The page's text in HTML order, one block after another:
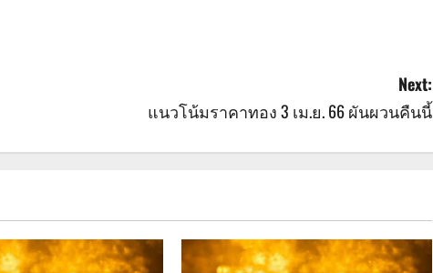
Next:
แนวโน้มราคาทอง 3 เม.ย. 66 ผันผวนคืนนี้